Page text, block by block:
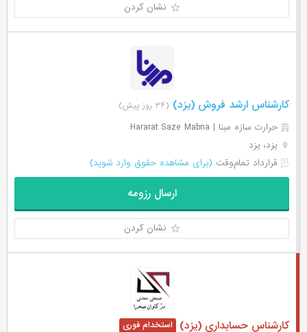
نشان کردن
کارشناس ارشد فروش (یزد) (۳۴ روز پیش)
حرارت سازه مبنا | Hararat Saze Mabna
یزد، یزد
قرارداد تمام‌وقت (برای مشاهده حقوق وارد شوید)
ارسال رزومه
نشان کردن
کارشناس حسابداری (یزد)